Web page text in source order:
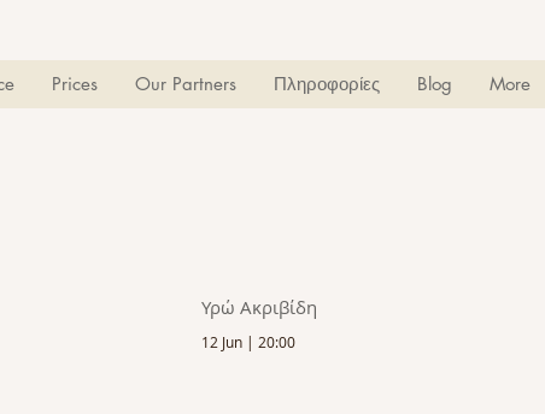
Prices Our Partners Πληροφορίες Blog More
Υρώ Ακριβίδη
12 Jun | 20:00